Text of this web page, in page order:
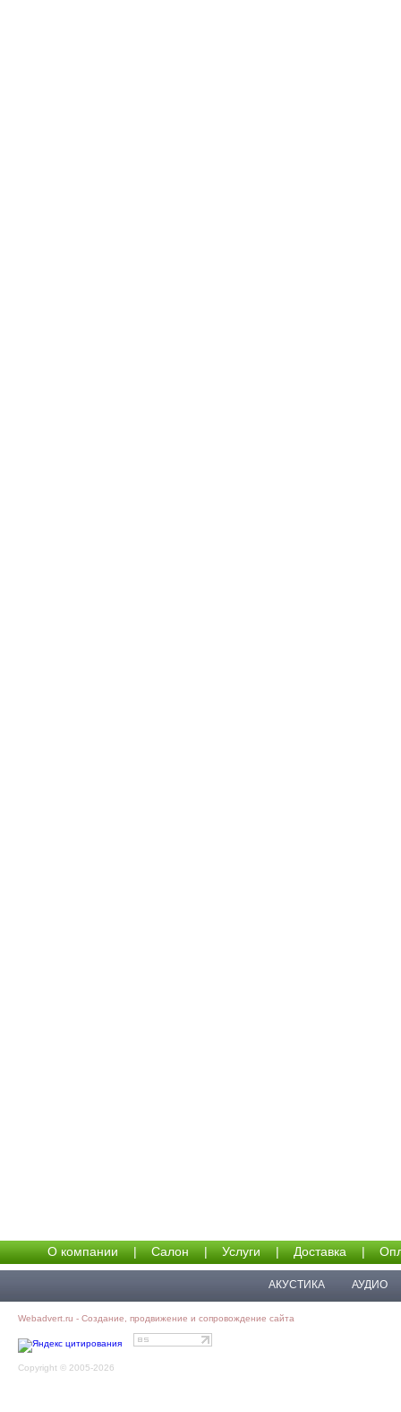
О компании | Салон | Услуги | Доставка |
АКУСТИКА АУДИО
Webadvert.ru - Создание, продвижение и сопровождение сайта
Copyright © 2005-2026